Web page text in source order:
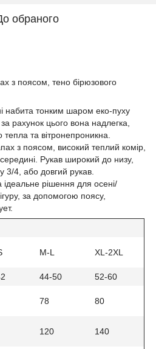
обраного
з поясом, тено бірюзового
набита тонким шаром еко-пуху
рахунок цього вона надлегка,
та вітронепроникна.
з поясом, високий теплий комір,
Рукав широкий до низу,
4, або довгий рукав.
ідеальне рішення для осені/
за допомогою поясу,
M-L XL-2XL
44-50
52-60
78 80
120 140